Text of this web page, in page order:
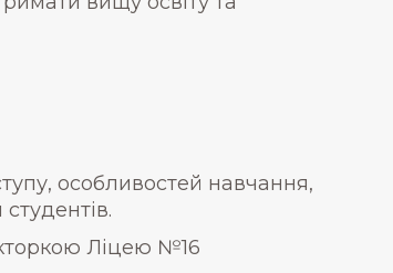
особливостей навчання,
Ліцею №16